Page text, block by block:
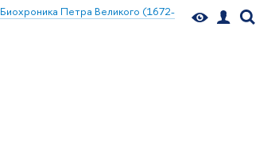
Биохроника Петра Великого (1672-